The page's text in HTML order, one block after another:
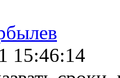
15:46:14